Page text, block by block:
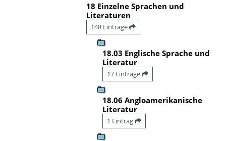
18 Einzelne Sprachen und
Literaturen
148 Einträge
18.03 Englische Sprache und
Literatur
17 Einträge
18.06 Angloamerikanische
Literatur
1 Eintrag